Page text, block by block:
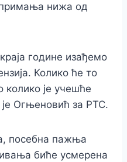
нижа од
године изађемо
Колико ће то
је учешће
је Огњеновић за РТС.
посебна пажња
биће усмерена